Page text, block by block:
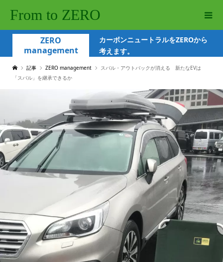
From to ZERO
ZERO
management
カーボンニュートラルをZEROから
考えます。
記事 ZERO management
スバル・アウトバックが消える 新たなEVは
「スバル」を継承できるか